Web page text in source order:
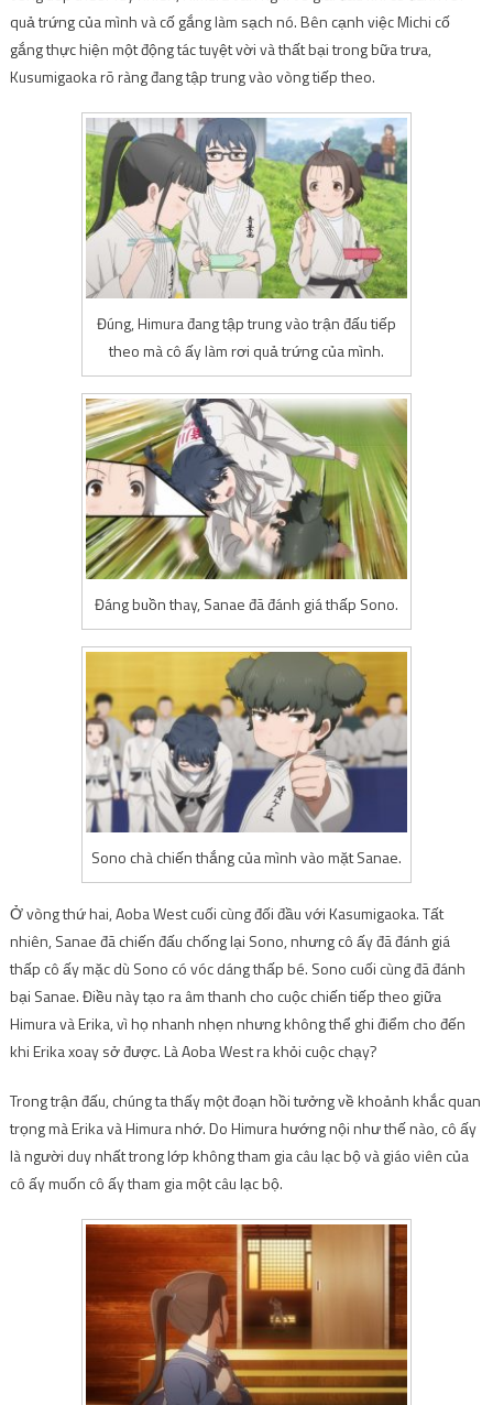
quả trứng của mình và cố gắng làm sạch nó. Bên cạnh việc Michi cố
gắng thực hiện một động tác tuyệt vời và thất bại trong bữa trưa,
Kusumigaoka rõ ràng đang tập trung vào vòng tiếp theo.
Đúng, Himura đang tập trung vào trận đấu tiếp
theo mà cô ấy làm rơi quả trứng của mình.
Đáng buồn thay, Sanae đã đánh giá thấp Sono.
Sono chà chiến thắng của mình vào mặt Sanae.
Ở vòng thứ hai, Aoba West cuối cùng đối đầu với Kasumigaoka. Tất
nhiên, Sanae đã chiến đấu chống lại Sono, nhưng cô ấy đã đánh giá
thấp cô ấy mặc dù Sono có vóc dáng thấp bé. Sono cuối cùng đã đánh
bại Sanae. Điều này tạo ra âm thanh cho cuộc chiến tiếp theo giữa
Himura và Erika, vì họ nhanh nhẹn nhưng không thể ghi điểm cho đến
khi Erika xoay sở được. Là Aoba West ra khỏi cuộc chạy?
Trong trận đấu, chúng ta thấy một đoạn hồi tưởng về khoảnh khắc quan
trọng mà Erika và Himura nhớ. Do Himura hướng nội như thế nào, cô ấy
là người duy nhất trong lớp không tham gia câu lạc bộ và giáo viên của
cô ấy muốn cô ấy tham gia một câu lạc bộ.